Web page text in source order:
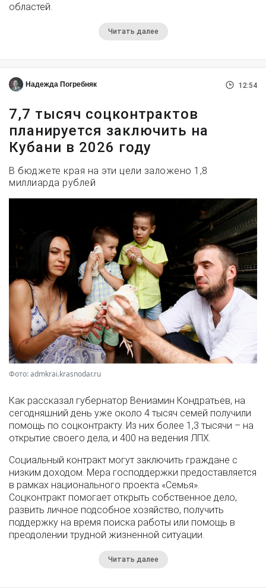
областей.
Читать далее
Надежда Погребняк 12:54
7,7 тысяч соцконтрактов
планируется заключить на
Кубани в 2026 году
В бюджете края на эти цели заложено 1,8
миллиарда рублей
Фото: admkrai.krasnodar.ru
Как рассказал губернатор Вениамин Кондратьев, на
сегодняшний день уже около 4 тысяч семей получили
помощь по соцконтракту. Из них более 1,3 тысячи – на
открытие своего дела, и 400 на ведения ЛПХ.
Социальный контракт могут заключить граждане с
низким доходом. Мера господдержки предоставляется
в рамках национального проекта «Семья».
Соцконтракт помогает открыть собственное дело,
развить личное подсобное хозяйство, получить
поддержку на время поиска работы или помощь в
преодолении трудной жизненной ситуации.
Читать далее